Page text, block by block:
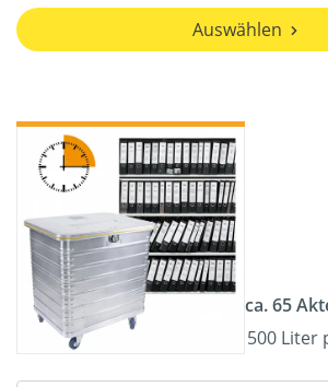
Auswählen
ca. 65
500 Liter